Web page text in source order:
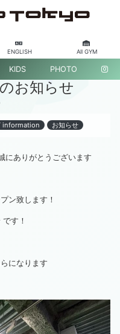
ENGLISH All GYM
KIDS PHOTO
お知らせ
information お知らせ
にありがとうございます
ン致します！
す！
になります